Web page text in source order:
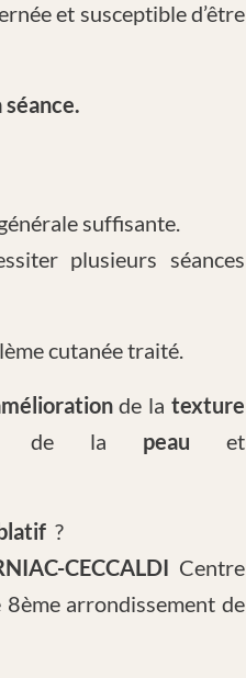
et susceptible d’être
suffisante.
plusieurs séances
cutanée traité.
de latexture
de la peau et
?
CECCALDI Centre
8ème arrondissement de